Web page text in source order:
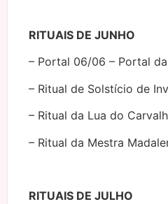
RITUAIS DE JUNHO
– Portal 06/06 – Portal
– Ritual de Solstício de
– Ritual da Lua do
– Ritual da Mestra
RITUAIS DE JULHO